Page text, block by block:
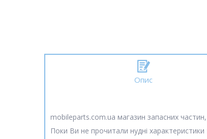
Опис
mobileparts.com.ua магазин запасних
Поки Ви не прочитали нудні